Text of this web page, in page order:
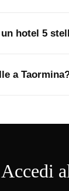
hotel 5
a
Accedi